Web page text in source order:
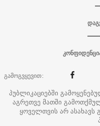
გამოგვყევით:
პუბლიკაციებში
აგრეთვე მათში
ყოველთვის არ ასახავს